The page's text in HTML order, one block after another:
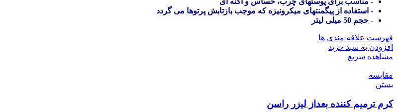
- استفاده از پیگمنتهای میکرونیزه که موجب بازتابش پرتوها می گردد
- حجم 50 میلی لیتر
فهرست علاقه مندی ها
افزودن به سبد خرید
مشاهده سریع
مقایسه
بستن
کرم ترمیم کننده بعداز لیزر راسن